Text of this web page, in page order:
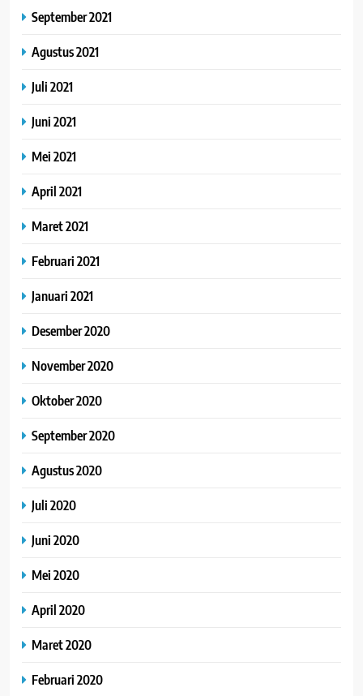
September 2021
Agustus 2021
Juli 2021
Juni 2021
Mei 2021
April 2021
Maret 2021
Februari 2021
Januari 2021
Desember 2020
November 2020
Oktober 2020
September 2020
Agustus 2020
Juli 2020
Juni 2020
Mei 2020
April 2020
Maret 2020
Februari 2020